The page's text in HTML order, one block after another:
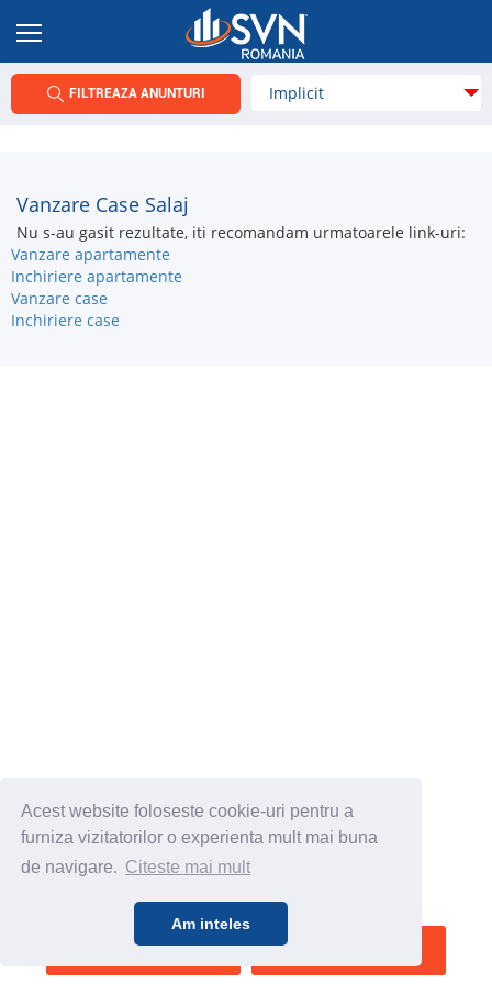
Acest website foloseste cookie-uri pentru a
furniza vizitatorilor o experienta mult mai buna
de navigare. Citeste mai mult
Am inteles
FILTREAZA ANUNTURI
Vanzare Case Salaj
Nu s-au gasit rezultate, iti recomandam urmatoarele link-uri:
Vanzare apartamente
Inchiriere apartamente
Vanzare case
Inchiriere case
SALVEAZA